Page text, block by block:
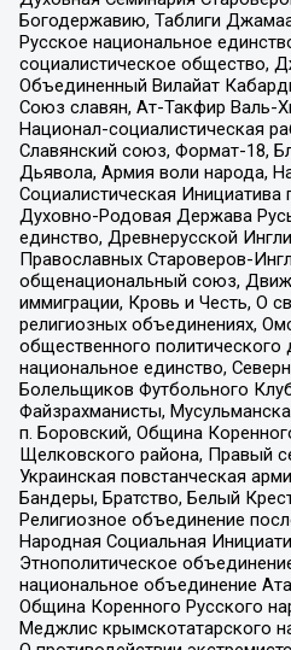
Богодержавию, Таблиги
Русское национальное
социалистическое общество,
Объединенный Вилайат
Союз славян, Ат-Такфир Валь-
Национал-социалистическая
Славянский союз, Формат-18,
Дьявола, Армия воли народа,
Социалистическая Инициатива
Духовно-Родовая Держава
единство, Древнерусской
Православных Староверов-
общенациональный союз,
иммиграции, Кровь и Честь, О
религиозных объединениях,
общественного политического
национальное единство,
Болельщиков Футбольного
Файзрахманисты,
п. Боровский, Община
Щелковского района, Правый
Украинская повстанческая
Бандеры, Братство, Белый
Религиозное объединение
Народная Социальная
Этнополитическое
национальное объединение
Община Коренного Русского
Меджлис крымскотатарского